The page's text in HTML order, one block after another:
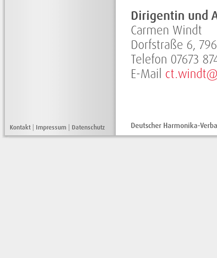
Dirigentin und
Carmen Windt
Dorfstraße 6,
Telefon 07673
E-Mail
Deutscher Harmonika-
Kontakt Impressum Datenschutz